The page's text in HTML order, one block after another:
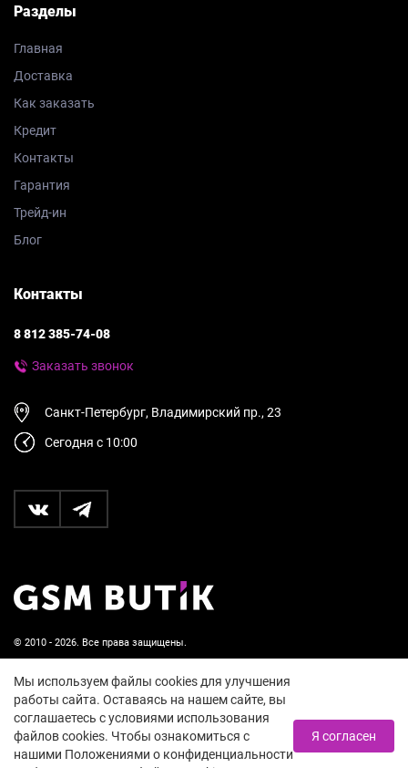
© 2010 - 2026. Все права защищены.
Пользовательское соглашение и политика
конфиденциальности
18+
Разделы
Главная
Доставка
Как заказать
Кредит
Контакты
Гарантия
Трейд-ин
Блог
Контакты
8 812 385-74-08
Заказать звонок
Санкт-Петербург, Владимирский пр., 23
Сегодня с 10:00
Мы используем файлы cookies для улучшения
работы сайта. Оставаясь на нашем сайте, вы
соглашаетесь с условиями использования
файлов cookies. Чтобы ознакомиться с
нашими Положениями о конфиденциальности
Я согласен